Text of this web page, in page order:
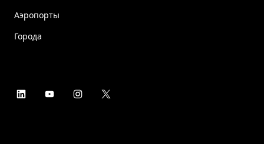
Аэропорты
Города